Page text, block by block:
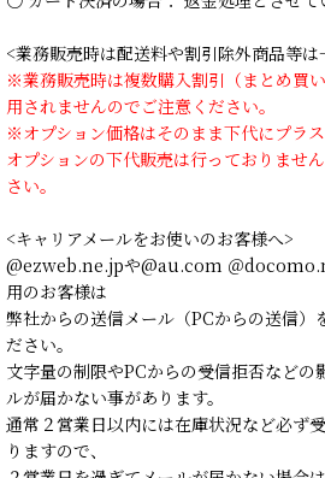
<業務販売時は配送料や割引除外商品等
※業務販売時は複数購入割引（まとめ買
用されませんのでご注意ください。
※オプション価格はそのまま下代にプラス
オプションの下代販売は行っておりませ
さい。
<キャリアメールをお使いのお客様へ>
@ezweb.ne.jpや@au.com ＠
用のお客様は
弊社からの送信メール（PCからの送信）
ださい。
文字量の制限やPCからの受信拒否などの
ルが届かない事があります。
通常２営業日以内には在庫状況など必ず
りますので、